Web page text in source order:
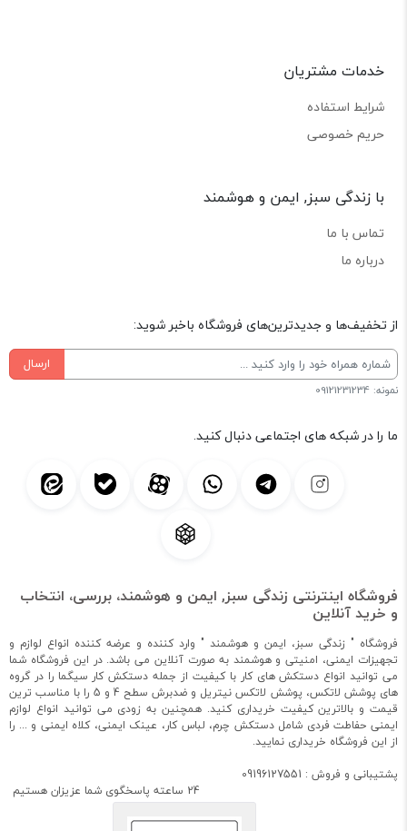
خدمات مشتریان
شرایط استفاده
حریم خصوصی
با زندگی سبز, ایمن و هوشمند
تماس با ما
درباره ما
از تخفیف‌ها و جدیدترین‌های فروشگاه باخبر شوید:
ارسال
نمونه: 09121231234
ما را در شبکه های اجتماعی دنبال کنید.
فروشگاه اینترنتی زندگی سبز, ایمن و هوشمند، بررسی، انتخاب
و خرید آنلاین
فروشگاه " زندگی سبز، ایمن و هوشمند " وارد کننده و عرضه کننده انواع لوازم و
تجهیزات ایمنی، امنیتی و هوشمند به صورت آنلاین می باشد. در این فروشگاه شما
می توانید انواع دستکش های کار با کیفیت از جمله دستکش کار سیگما را در گروه
های پوشش لاتکس، پوشش لاتکس نیتریل و ضدبرش سطح 4 و 5 را با مناسب ترین
قیمت و بالاترین کیفیت خریداری کنید. همچنین به زودی می توانید انواع لوازم
ایمنی حفاطت فردی شامل دستکش چرم، لباس کار، عینک ایمنی، کلاه ایمنی و ... را
از این فروشگاه خریداری نمایید.
پشتیبانی و فروش : 09196127551
24 ساعته پاسخگوی شما عزیزان هستیم